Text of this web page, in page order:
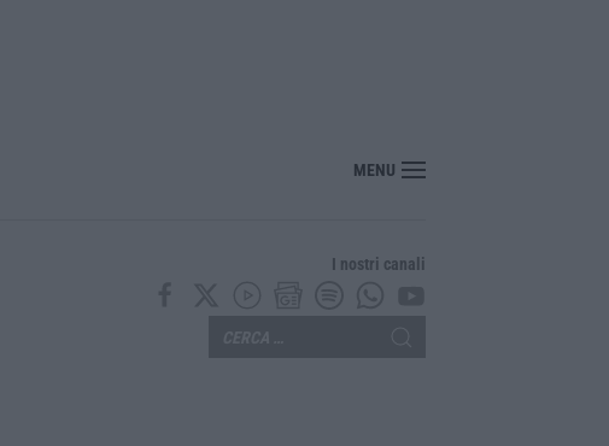
Reggio Calabria, due poliziotti fuori servizio salvano una donna colta da un malore in
MENU
I nostri canali